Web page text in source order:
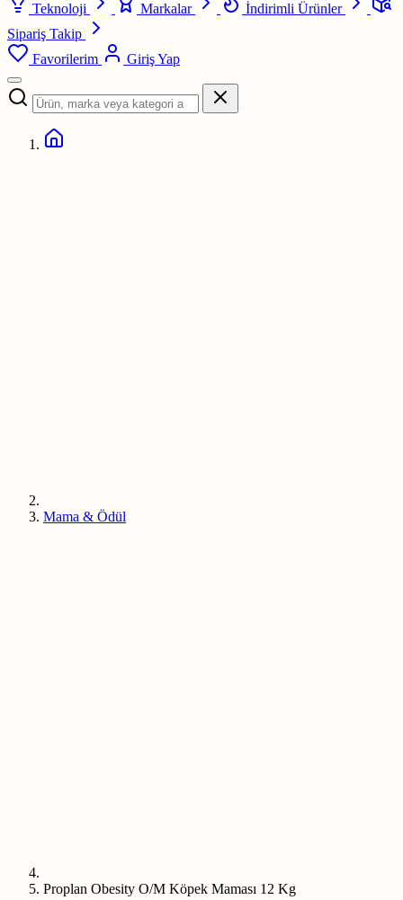
Teknoloji
Markalar
İndirimli Ürünler
Sipariş Takip
Favorilerim
Giriş Yap
Mama & Ödül
Proplan Obesity O/M Köpek Maması 12 Kg